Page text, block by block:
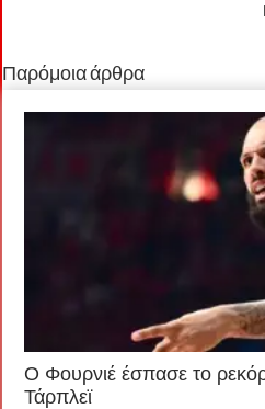
Παρόμοια άρθρα
Ο Φουρνιέ έσπασε το
Τάρπλεϊ